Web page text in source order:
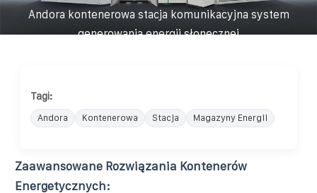
Andora kontenerowa stacja komunikacyjna system
generowania energii słonecznej
Tagi:
Andora Kontenerowa Stacja Magazyny Energii
Zaawansowane Rozwiązania Kontenerów
Energetycznych: